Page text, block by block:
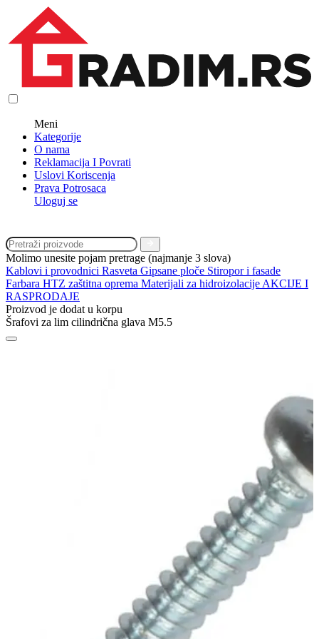
Meni
Kategorije
O nama
Reklamacija I Povrati
Uslovi Koriscenja
Prava Potrosaca
Uloguj se
Molimo unesite pojam pretrage (najmanje 3 slova)
Kablovi i provodnici Rasveta Gipsane ploče Stiropor i fasade
Farbara HTZ zaštitna oprema Materijali za hidroizolacije AKCIJE I
RASPRODAJE
Proizvod je dodat u korpu
Šrafovi za lim cilindrična glava M5.5